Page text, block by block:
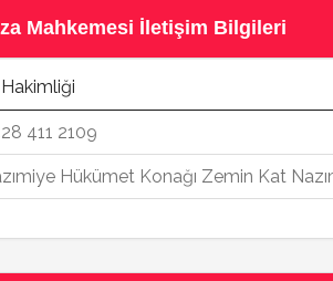
Mahkemesi İletişim Bilgileri
411 2109
Hükümet Konağı Zemin Kat